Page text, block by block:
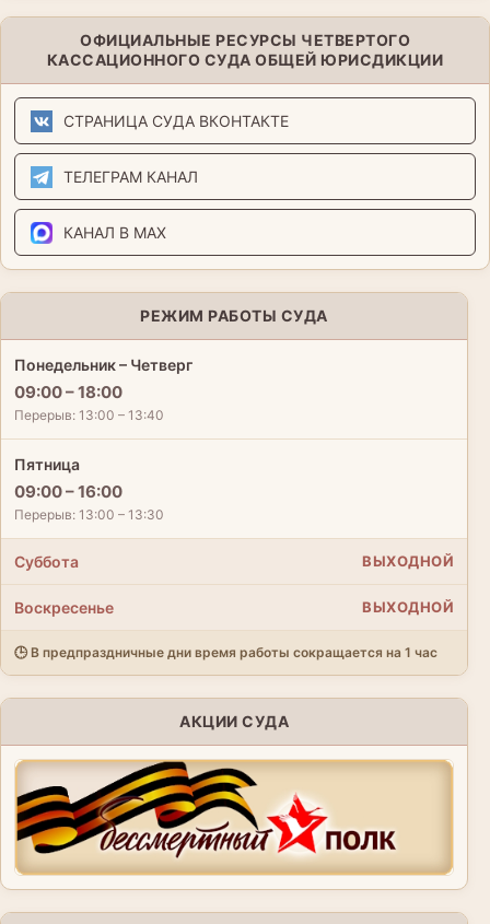
ОФИЦИАЛЬНЫЕ РЕСУРСЫ ЧЕТВЕРТОГО
КАССАЦИОННОГО СУДА ОБЩЕЙ ЮРИСДИКЦИИ
СТРАНИЦА СУДА ВКОНТАКТЕ
ТЕЛЕГРАМ КАНАЛ
КАНАЛ В MAX
РЕЖИМ РАБОТЫ СУДА
Понедельник – Четверг
09:00 – 18:00
Перерыв: 13:00 – 13:40
Пятница
09:00 – 16:00
Перерыв: 13:00 – 13:30
Суббота ВЫХОДНОЙ
Воскресенье ВЫХОДНОЙ
🕒 В предпраздничные дни время работы сокращается на 1 час
АКЦИИ СУДА